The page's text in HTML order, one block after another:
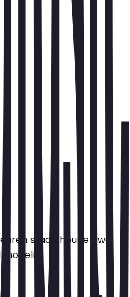
staat, houden we
mogelijk.